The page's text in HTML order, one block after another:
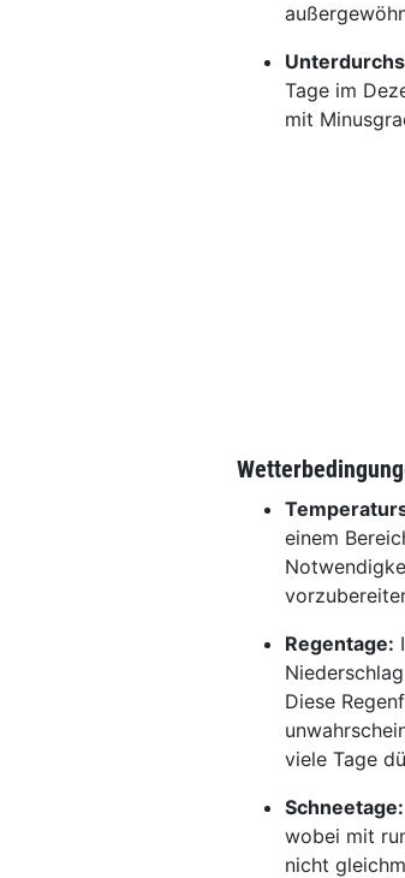
Tage im
mit
einem
Regentage:
Diese
viele Tage
Schneetage:
wobei mit
nicht